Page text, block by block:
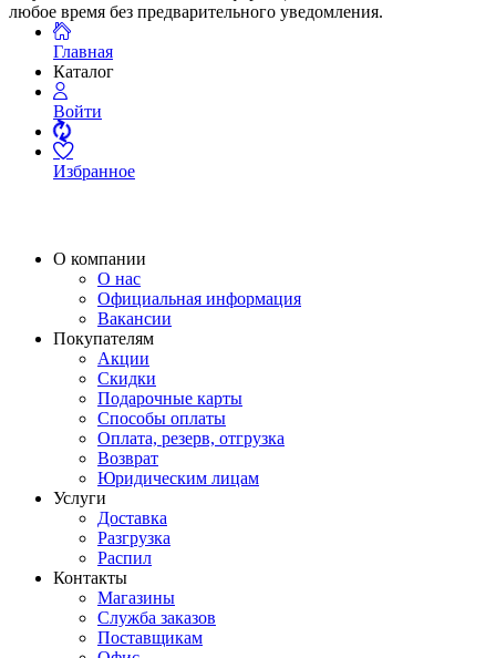
любое время без предварительного уведомления.
Главная
Каталог
Войти
Избранное
О компании
О нас
Официальная информация
Вакансии
Покупателям
Акции
Скидки
Подарочные карты
Способы оплаты
Оплата, резерв, отгрузка
Возврат
Юридическим лицам
Услуги
Доставка
Разгрузка
Распил
Контакты
Магазины
Служба заказов
Поставщикам